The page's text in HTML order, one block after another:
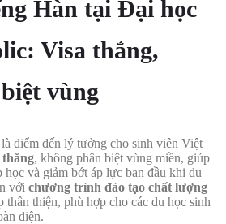
Hàn tại Đại học
Visa thẳng,
vùng
là điểm đến lý tưởng cho sinh viên Việt
thẳng, không phân biệt vùng miền, giúp
học và giảm bớt áp lực ban đầu khi du
với chương trình đào tạo chất lượng
thân thiện, phù hợp cho các du học sinh
diện.